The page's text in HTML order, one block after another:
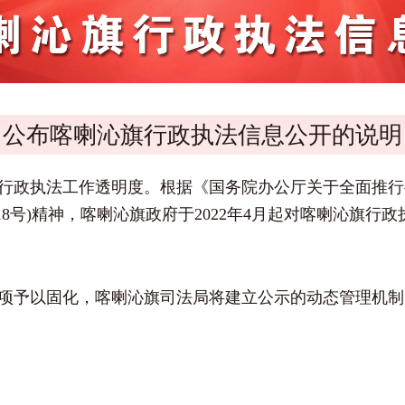
公布喀喇沁旗行政执法信息公开的说明
政执法工作透明度。根据《国务院办公厅关于全面推
)精神，喀喇沁旗政府于2022年4月起对喀喇沁旗行
予以固化，喀喇沁旗司法局将建立公示的动态管理机